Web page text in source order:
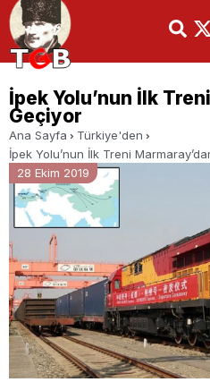
İpek Yolu’nun İlk
Geçiyor
Ana Sayfa
Türkiye'den
İpek Yolu’nun İlk Treni
28 Ekim 2019